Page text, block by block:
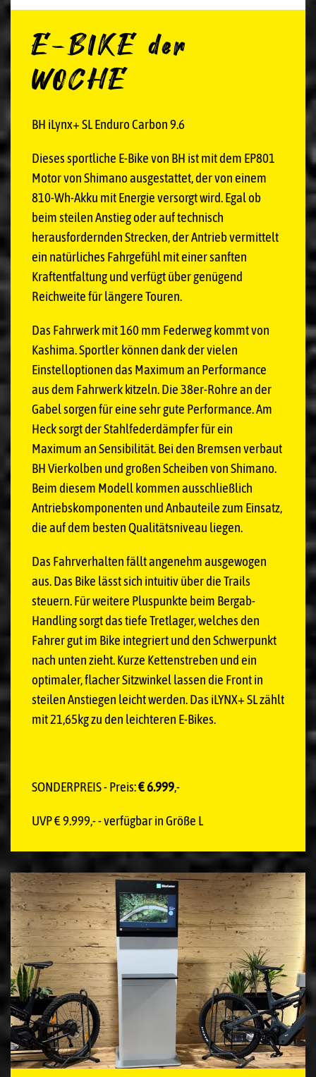
E-BIKE der
WOCHE
BH iLynx+ SL Enduro Carbon 9.6
Dieses sportliche E-Bike von BH ist mit dem EP801
Motor von Shimano ausgestattet, der von einem
810-Wh-Akku mit Energie versorgt wird. Egal ob
beim steilen Anstieg oder auf technisch
herausfordernden Strecken, der Antrieb vermittelt
ein natürliches Fahrgefühl mit einer sanften
Kraftentfaltung und verfügt über genügend
Reichweite für längere Touren.
Das Fahrwerk mit 160 mm Federweg kommt von
Kashima. Sportler können dank der vielen
Einstelloptionen das Maximum an Performance
aus dem Fahrwerk kitzeln. Die 38er-Rohre an der
Gabel sorgen für eine sehr gute Performance. Am
Heck sorgt der Stahlfederdämpfer für ein
Maximum an Sensibilität. Bei den Bremsen verbaut
BH Vierkolben und großen Scheiben von Shimano.
Beim diesem Modell kommen ausschließlich
Antriebskomponenten und Anbauteile zum Einsatz,
die auf dem besten Qualitätsniveau liegen.
Das Fahrverhalten fällt angenehm ausgewogen
aus. Das Bike lässt sich intuitiv über die Trails
steuern. Für weitere Pluspunkte beim Bergab-
Handling sorgt das tiefe Tretlager, welches den
Fahrer gut im Bike integriert und den Schwerpunkt
nach unten zieht. Kurze Kettenstreben und ein
optimaler, flacher Sitzwinkel lassen die Front in
steilen Anstiegen leicht werden. Das iLYNX+ SL zählt
mit 21,65kg zu den leichteren E-Bikes.
SONDERPREIS - Preis:€ 6.999,-
UVP € 9.999,- - verfügbar in Größe L